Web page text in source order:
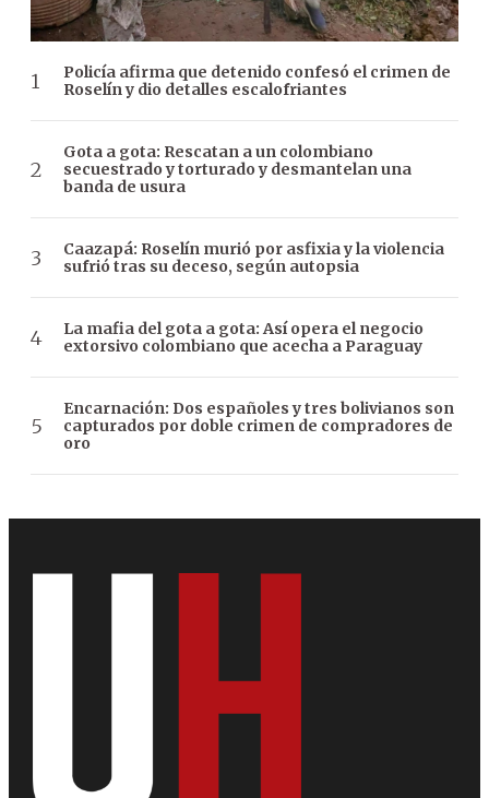
Policía afirma que detenido confesó el crimen de
Roselín y dio detalles escalofriantes
Gota a gota: Rescatan a un colombiano
secuestrado y torturado y desmantelan una
banda de usura
Caazapá: Roselín murió por asfixia y la violencia
sufrió tras su deceso, según autopsia
La mafia del gota a gota: Así opera el negocio
extorsivo colombiano que acecha a Paraguay
Encarnación: Dos españoles y tres bolivianos son
capturados por doble crimen de compradores de
oro